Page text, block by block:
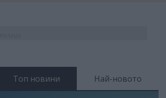
Топ новини Най-новото